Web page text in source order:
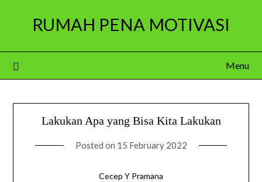
RUMAH PENA MOTIVASI
Menu
Lakukan Apa yang Bisa Kita Lakukan
Posted on 15 February 2022
Cecep Y Pramana